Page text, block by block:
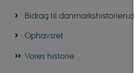
Bidrag til danmarkshistorien.dk
Ophavsret
Vores historie